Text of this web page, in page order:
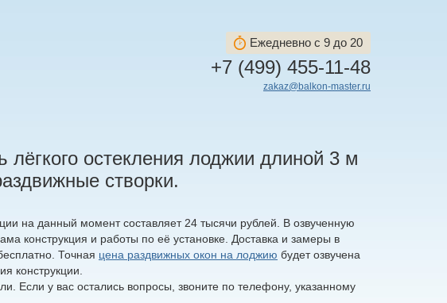
Ежедневно с 9 до 20
+7 (499) 455-11-48
zakaz@balkon-master.ru
остекления лоджии длиной 3 м
створки.
на данный момент составляет 24 тысячи рублей. В озвученную
конструкция и работы по её установке. Доставка и замеры в
Точная цена раздвижных окон на лоджию будет озвучена
конструкции.
Если у вас остались вопросы, звоните по телефону, указанному